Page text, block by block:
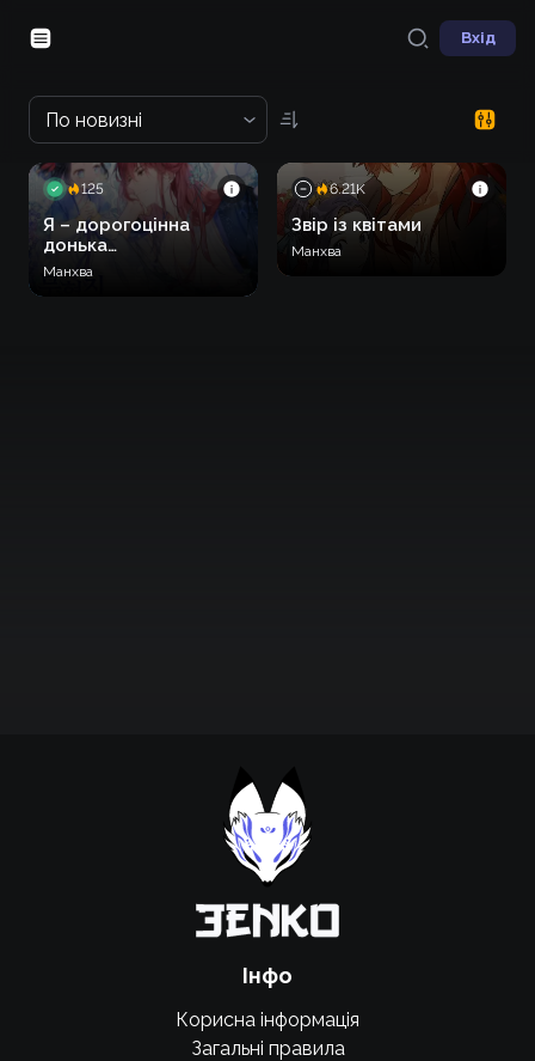
Вхід
По новизні
125
Я – дорогоцінна
донька
найвеличнішого
Манхва
6.21K
Звір із квітами
Манхва
крутих нововведень
Підтримати проєкт
Інфо
Корисна інформація
Загальні правила